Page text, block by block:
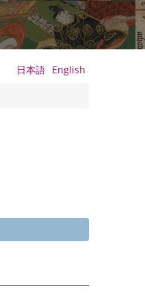
日本語 English